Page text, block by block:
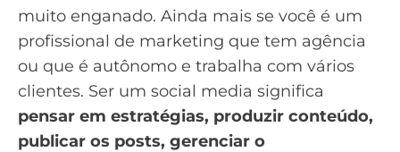
muito enganado. Ainda mais se você é um
profissional de marketing que tem agência
ou que é autônomo e trabalha com vários
clientes. Ser um social media significa
pensar em estratégias, produzir conteúdo,
publicar os posts, gerenciar o